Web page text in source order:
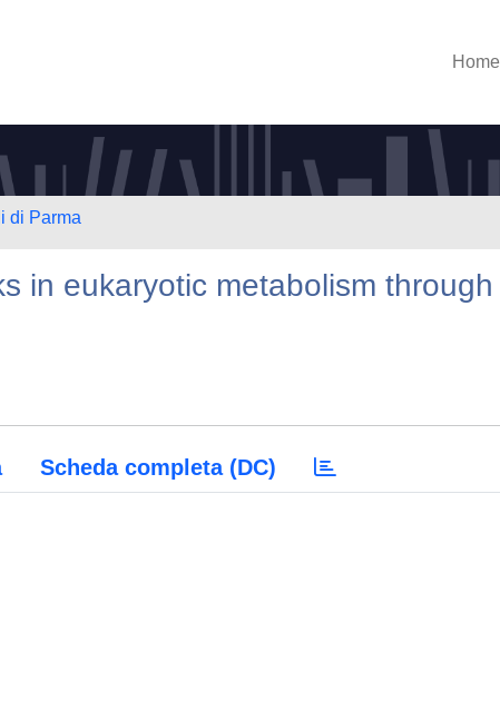
Home
di Parma
in eukaryotic metabolism through
Scheda completa (DC)